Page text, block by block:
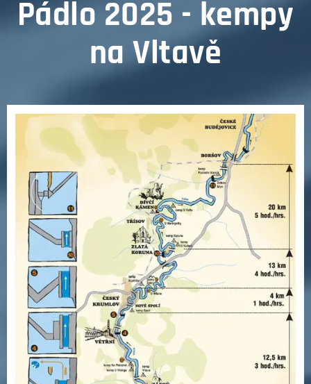
Pádlo 2025 - kempy
na Vltavě